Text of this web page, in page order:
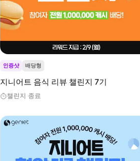
인증샷 배당형
지니어트 음식 리뷰 챌린지 7기
챌린지 종료